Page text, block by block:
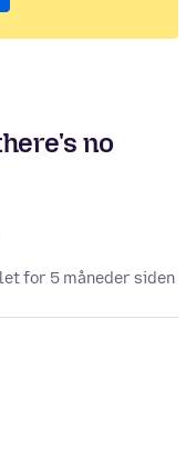
no
for 5 måneder siden